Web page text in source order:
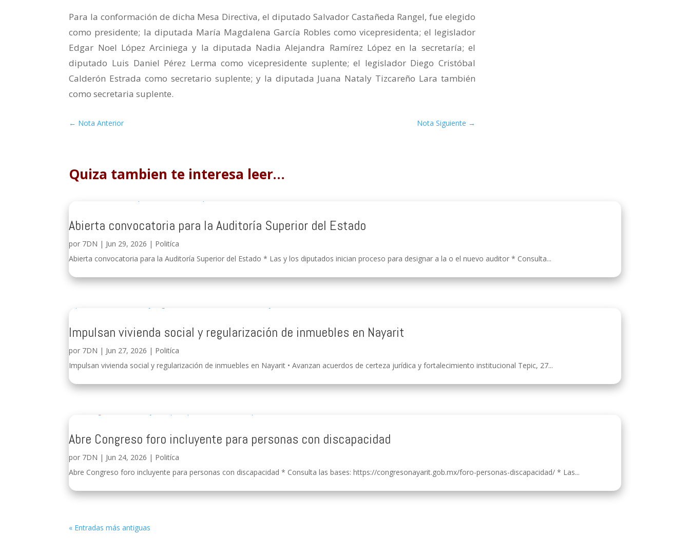
Para la conformación de dicha Mesa Directiva, el diputado Salvador Castañeda Rangel, fue elegido
como presidente; la diputada María Magdalena García Robles como vicepresidenta; el legislador
Edgar Noel López Arciniega y la diputada Nadia Alejandra Ramírez López en la secretaría; el
diputado Luis Daniel Pérez Lerma como vicepresidente suplente; el legislador Diego Cristóbal
Calderón Estrada como secretario suplente; y la diputada Juana Nataly Tizcareño Lara también
como secretaria suplente.
← Nota Anterior Nota Siguiente →
Quiza tambien te interesa leer…
Abierta convocatoria para la Auditoría Superior del Estado
por 7DN | Jun 29, 2026 | Politíca
Abierta convocatoria para la Auditoría Superior del Estado * Las y los diputados inician proceso para designar a la o el nuevo auditor * Consulta...
Impulsan vivienda social y regularización de inmuebles en Nayarit
por 7DN | Jun 27, 2026 | Politíca
Impulsan vivienda social y regularización de inmuebles en Nayarit • Avanzan acuerdos de certeza jurídica y fortalecimiento institucional Tepic, 27...
Abre Congreso foro incluyente para personas con discapacidad
por 7DN | Jun 24, 2026 | Politíca
Abre Congreso foro incluyente para personas con discapacidad * Consulta las bases: https://congresonayarit.gob.mx/foro-personas-discapacidad/ * Las...
« Entradas más antiguas